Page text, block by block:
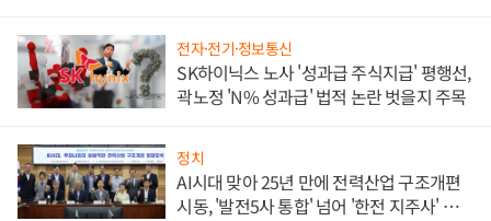
전자·전기·정보통신
SK하이닉스 노사 '성과급 주식지급' 평행선,
곽노정 'N% 성과급' 법적 논란 벗을지 주목
정치
AI시대 맞아 25년 만에 전력산업 구조개편
시동, '발전5사 통합' 넘어 '한전 지주사' 재편